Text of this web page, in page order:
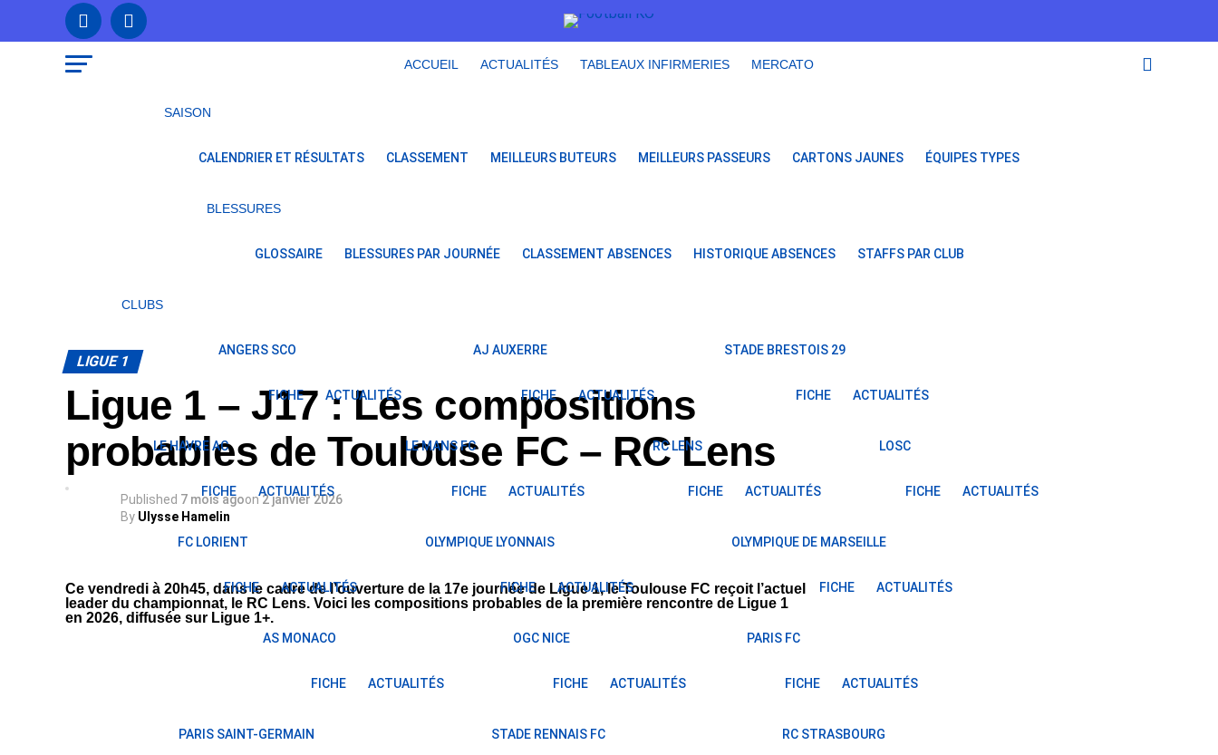
ACCUEIL ACTUALITÉS TABLEAUX INFIRMERIES MERCATO
SAISON
CALENDRIER ET RÉSULTATS CLASSEMENT MEILLEURS BUTEURS MEILLEURS PASSEURS CARTONS JAUNES ÉQUIPES TYPES
BLESSURES
GLOSSAIRE BLESSURES PAR JOURNÉE CLASSEMENT ABSENCES HISTORIQUE ABSENCES STAFFS PAR CLUB
CLUBS
ANGERS SCO
FICHE ACTUALITÉS
AJ AUXERRE
FICHE ACTUALITÉS
STADE BRESTOIS 29
FICHE ACTUALITÉS
LE HAVRE AC
FICHE ACTUALITÉS
LE MANS FC
FICHE ACTUALITÉS
RC LENS
FICHE ACTUALITÉS
LOSC
FICHE ACTUALITÉS
FC LORIENT
FICHE ACTUALITÉS
OLYMPIQUE LYONNAIS
FICHE ACTUALITÉS
OLYMPIQUE DE MARSEILLE
FICHE ACTUALITÉS
AS MONACO
FICHE ACTUALITÉS
OGC NICE
FICHE ACTUALITÉS
PARIS FC
FICHE ACTUALITÉS
PARIS SAINT-GERMAIN STADE RENNAIS FC RC STRASBOURG
LIGUE 1
Ligue 1 – J17 : Les compositions
probables de Toulouse FC – RC Lens
Published 7 mois agoon 2 janvier 2026
By Ulysse Hamelin
Ce vendredi à 20h45, dans le cadre de l’ouverture de la 17e journée de Ligue 1, le Toulouse FC reçoit l’actuel
leader du championnat, le RC Lens. Voici les compositions probables de la première rencontre de Ligue 1
en 2026, diffusée sur Ligue 1+.